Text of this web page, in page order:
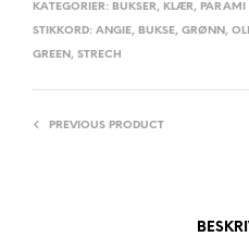
KATEGORIER: BUKSER, KLÆR, PARAMI
STIKKORD: ANGIE, BUKSE, GRØNN ,
GREEN , STRECH
PREVIOUS PRODUCT